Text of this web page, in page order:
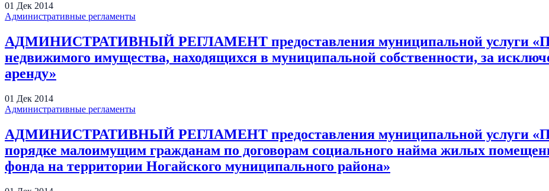
01 Дек 2014
Административные регламенты
АДМИНИСТРАТИВНЫЙ РЕГЛАМЕНТ предоставления муниципальной услуги
недвижимого имущества, находящихся в муниципальной собственности, за
аренду»
01 Дек 2014
Административные регламенты
АДМИНИСТРАТИВНЫЙ РЕГЛАМЕНТ предоставления муниципальной услуги
порядке малоимущим гражданам по договорам социального найма жилых
фонда на территории Ногайского муниципального района»